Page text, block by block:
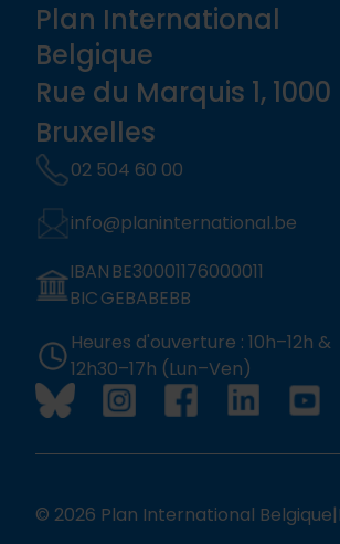
Plan International
Belgique
Rue du Marquis 1, 1000
Bruxelles
02 504 60 00
info@planinternational.be
IBAN BE30001176000011
BIC GEBABEBB
Heures d'ouverture : 10h–12h &
12h30–17h (Lun–Ven)
© 2026 Plan International Belgique|